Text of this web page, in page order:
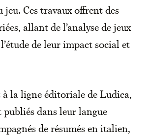
jeu. Ces travaux offrent des
allant de l’analyse de jeux
de leur impact social et
la ligne éditoriale de Ludica,
publiés dans leur langue
de résumés en italien,